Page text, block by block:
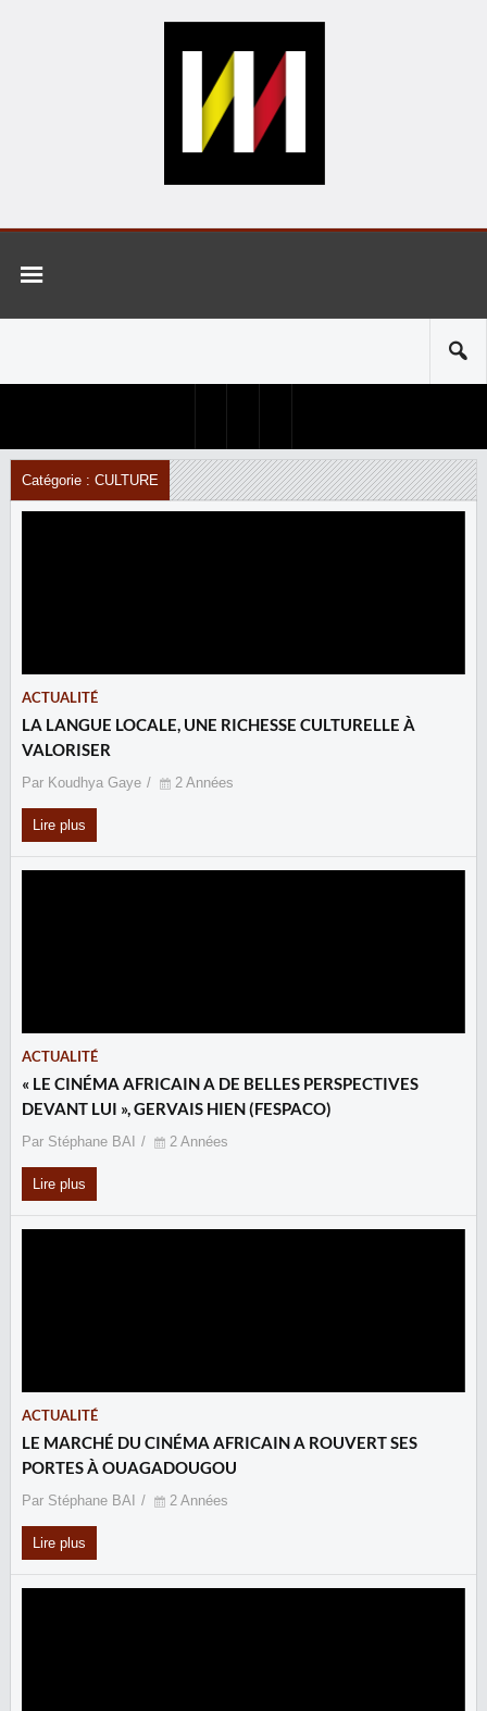
Catégorie : CULTURE
ACTUALITÉ
LA LANGUE LOCALE, UNE RICHESSE CULTURELLE À
VALORISER
Par Koudhya Gaye 2 Années
Lire plus
ACTUALITÉ
« LE CINÉMA AFRICAIN A DE BELLES PERSPECTIVES
DEVANT LUI », GERVAIS HIEN (FESPACO)
Par Stéphane BAI 2 Années
Lire plus
ACTUALITÉ
LE MARCHÉ DU CINÉMA AFRICAIN A ROUVERT SES
PORTES À OUAGADOUGOU
Par Stéphane BAI 2 Années
Lire plus